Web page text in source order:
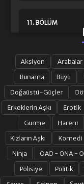
11. BÖLÜM
Aksiyon Arabalar
Bunama
Büyü
Doğaüstü-Güçler
Erkeklerin Aşkı
Erotik
Gurme
Harem
Kızların Aşkı
Komedi
Ninja
OAD - ONA -
Polisiye
Politik